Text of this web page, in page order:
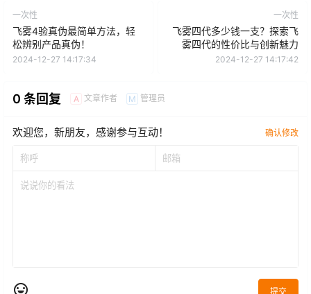
一次性
飞雾4验真伪最简单方法，轻
松辨别产品真伪！
2024-12-27 14:17:34
一次性
飞雾四代多少钱一支？探索飞
雾四代的性价比与创新魅力
2024-12-27 14:17:42
0 条回复 A 文章作者 M 管理员
欢迎您，新朋友，感谢参与互动！ 确认修改
提交